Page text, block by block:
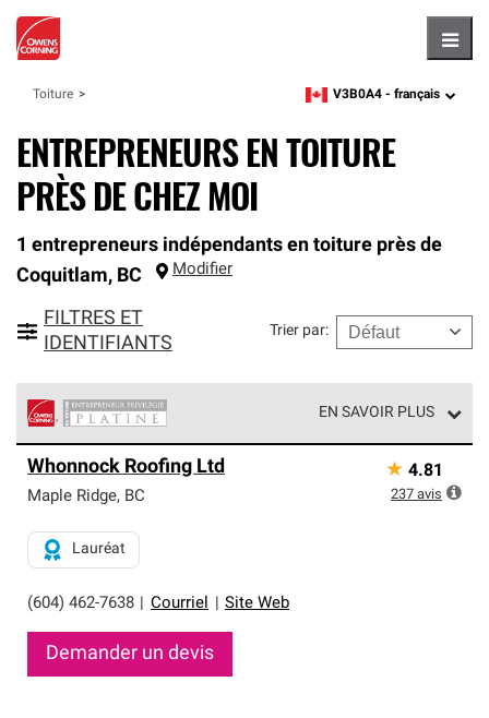
Toiture zipcode,language
V3B0A4 - français
ENTREPRENEURS EN TOITURE
PRÈS DE CHEZ MOI
1 entrepreneurs indépendants en toiture près de
Coquitlam, BC Modifier
FILTRES ET
IDENTIFIANTS
Trier par:
EN SAVOIR PLUS
Owens Corning constituent l'échelon supérieur de notre
réseau exclusif et répondent à des normes rigoureuses
savoir-faire inégalé. Ils sont les seuls à pouvoir offrir
notre meilleure garantie pour systèmes de toiture.
Whonnock Roofing Ltd
Maple Ridge, BC
(604) 462-7638 Courriel Site Web
Lauréat
Demander un devis
★ 4.81
237 avis